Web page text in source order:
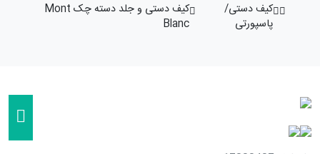
کیف دستی/
پاسپورتی
کیف دستی و جلد دسته چک Mont
Blanc